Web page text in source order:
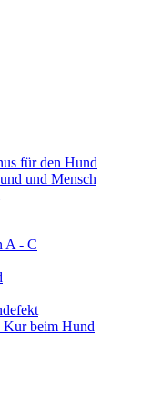
für den Hund
und Mensch
A - C
Kur beim Hund